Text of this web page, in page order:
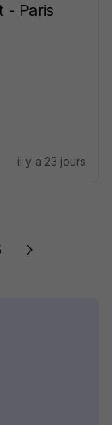
- Paris
il y a 23 jours